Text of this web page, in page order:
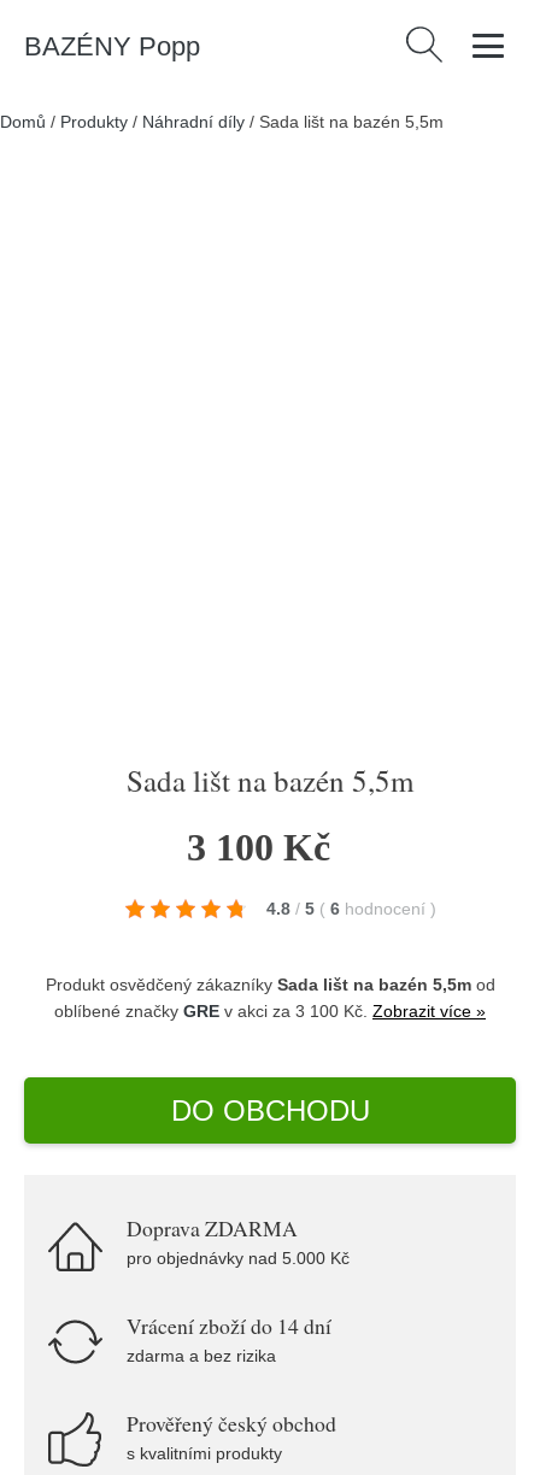
BAZÉNY Popp Vyhledávání
Domů / Produkty / Náhradní díly / Sada lišt na bazén 5,5m
Sada lišt na bazén 5,5m
3 100 Kč
4.8 / 5 ( 6 hodnocení )
Produkt osvědčený zákazníky Sada lišt na bazén 5,5mod
oblíbené značky GRE v akci za 3 100 Kč. Zobrazit více »
DO OBCHODU
Doprava ZDARMA
pro objednávky nad 5.000 Kč
Vrácení zboží do 14 dní
zdarma a bez rizika
Prověřený český obchod
s kvalitními produkty